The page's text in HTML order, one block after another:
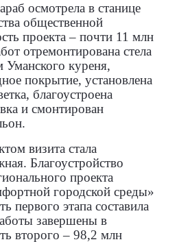
осмотрела в станице
общественной
проекта – почти 11 млн
отремонтирована стела
Уманского куреня,
покрытие, установлена
благоустроена
и смонтирован
визита стала
Благоустройство
проекта
городской среды»
первого этапа составила
завершены в
второго – 98,2 млн